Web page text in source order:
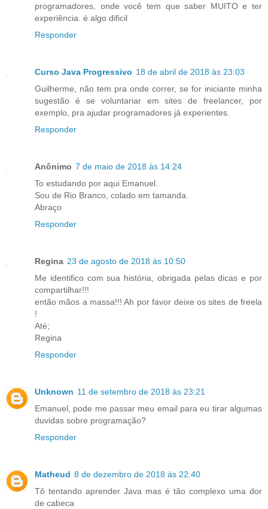
programadores, onde você tem que saber MUITO e ter
experiência. é algo dificil
Responder
Curso Java Progressivo 18 de abril de 2018 às 23:03
Guilherme, não tem pra onde correr, se for iniciante minha
sugestão é se voluntariar em sites de freelancer, por
exemplo, pra ajudar programadores já experientes.
Responder
Anônimo 7 de maio de 2018 às 14:24
To estudando por aqui Emanuel.
Sou de Rio Branco, colado em tamanda.
Abraço
Responder
Regina 23 de agosto de 2018 às 10:50
Me identifico com sua história, obrigada pelas dicas e por
compartilhar!!!
então mãos a massa!!! Ah por favor deixe os sites de freela
!
Até;
Regina
Responder
Unknown 11 de setembro de 2018 às 23:21
Emanuel, pode me passar meu email para eu tirar algumas
duvidas sobre programação?
Responder
Matheud 8 de dezembro de 2018 às 22:40
Tô tentando aprender Java mas é tão complexo uma dor
de cabeca